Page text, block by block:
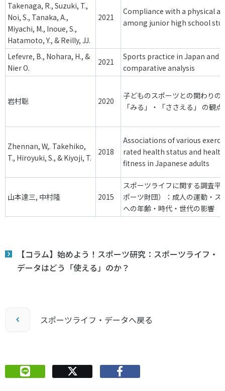
Takenaga, R., Suzuki, T.,
Noi, S., Tanaka, A.,
Miyachi, M., Inoue, S.,
Hatamoto, Y., & Reilly, JJ.
2021
Compliance with a physical
among junior high school
Lefevre, B., Nohara, H., &
Nier O.
2021
Sports practice in Japan and
comparative analysis
岩村聡 2020
子どものスポーツとの関わりの
「みる」・「ささえる」 の観
Zhennan, W,. Takehiko,
T., Hiroyuki, S., & Kiyoji, T.
2018
Associations of various
rated health status and
fitness in Japanese adults
山本達三, 中村隆 2015
スポーツライフに関する調査平
ポーツ財団）：成人の運動・ス
への年齢・時代・世代の影響
【コラム】始めよう！スポーツ研究：スポーツライフ・
データはどう「使える」のか？
スポーツライフ・データへ戻る